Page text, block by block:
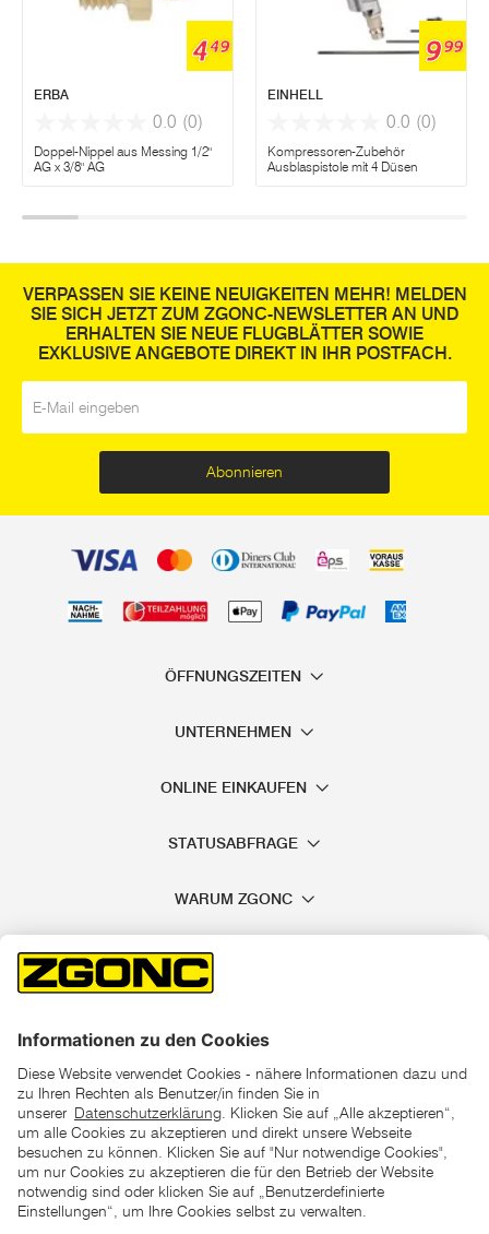
449
ERBA
0.0 (0)
Doppel-Nippel aus Messing 1/2"
AG x 3/8" AG
999
EINHELL
0.0 (0)
Kompressoren-Zubehör
Ausblaspistole mit 4 Düsen
VERPASSEN SIE KEINE NEUIGKEITEN MEHR! MELDEN
SIE SICH JETZT ZUM ZGONC-NEWSLETTER AN UND
ERHALTEN SIE NEUE FLUGBLÄTTER SOWIE
EXKLUSIVE ANGEBOTE DIREKT IN IHR POSTFACH.
Abonnieren
ÖFFNUNGSZEITEN
UNTERNEHMEN
ONLINE EINKAUFEN
STATUSABFRAGE
WARUM ZGONC
*der "statt"-Preis ist der niedrigste von uns in den letzten 30
Tagen vor Beginn dieser Aktion verlangte Preis
unter den UVP Preisen auf dieser Website sind die